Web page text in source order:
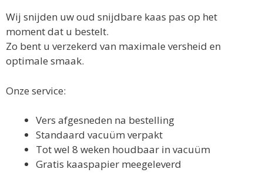
Wij snijden uw oud snijdbare kaas pas op het
moment dat u bestelt.
Zo bent u verzekerd van maximale versheid en
optimale smaak.
Onze service:
Vers afgesneden na bestelling
Standaard vacuüm verpakt
Tot wel 8 weken houdbaar in vacuüm
Gratis kaaspapier meegeleverd